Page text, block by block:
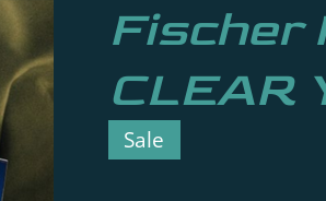
Fischer
CLEAR
Sale